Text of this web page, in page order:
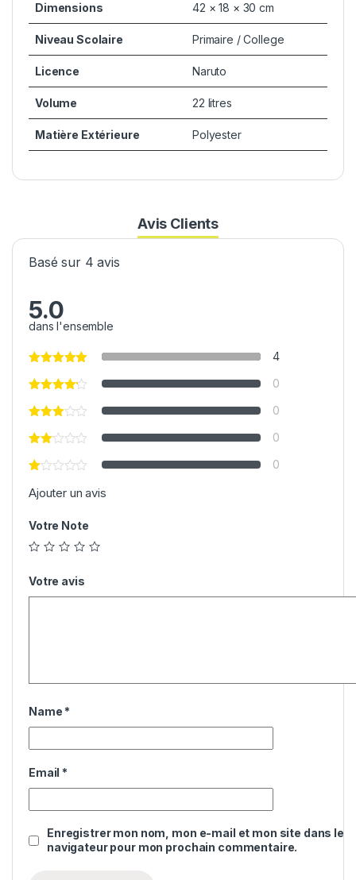
Dimensions 42 × 18 × 30 cm
Niveau Scolaire Primaire / College
Licence Naruto
Volume 22 litres
Matière Extérieure Polyester
Avis Clients
Basé sur 4 avis
5.0
dans l'ensemble
4
0
0
0
0
Ajouter un avis
Votre Note
Votre avis
Name *
Email *
Enregistrer mon nom, mon e-mail et mon site dans le
navigateur pour mon prochain commentaire.